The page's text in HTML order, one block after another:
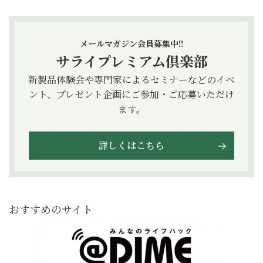
メールマガジン会員募集中!!
サライプレミアム倶楽部
新製品体験会や専門家によるセミナーなどのイベ
ント、プレゼント企画にご参加・ご応募いただけ
ます。
詳しくはこちら
おすすめのサイト